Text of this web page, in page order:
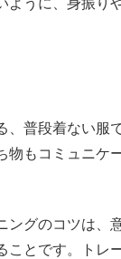
ように、身振り
、普段着ない服
物もコミュニケ
ングのコツは、
ことです。トレ